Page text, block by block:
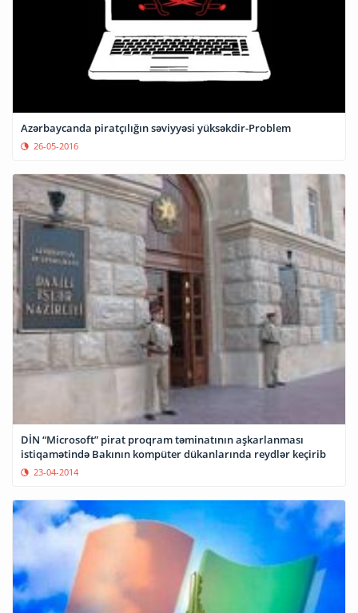
Azərbaycanda piratçılığın səviyyəsi yüksəkdir-Problem
26-05-2016
DİN “Microsoft” pirat proqram təminatının aşkarlanması
istiqamətində Bakının kompüter dükanlarında reydlər keçirib
23-04-2014